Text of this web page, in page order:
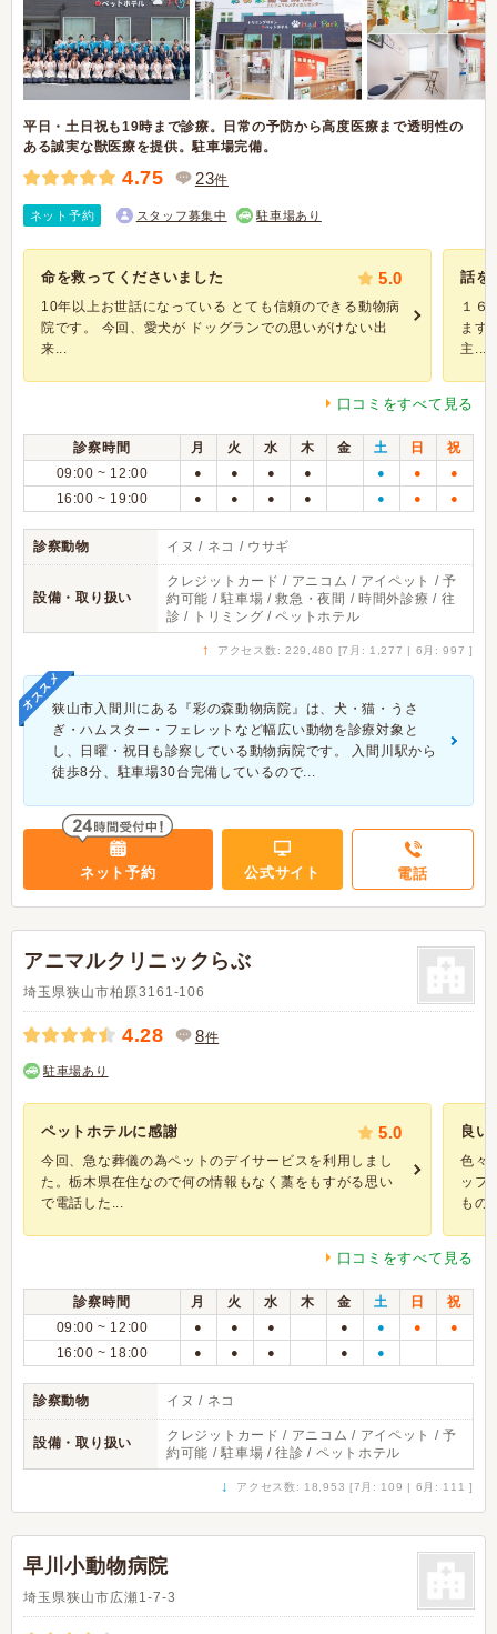
平日・土日祝も19時まで診療。日常の予防から高度医療まで透明性の
ある誠実な獣医療を提供。駐車場完備。
4.75 23件
ネット予約 スタッフ募集中 駐車場あり
命を救ってくださいました 5.0
10年以上お世話になっている とても信頼のできる動物病
院です。 今回、愛犬が ドッグランでの思いがけない出
来...
話を
１６
ます
主...
口コミをすべて見る
診察時間 月 火 水 木 金 土 日
祝
09:00 ~ 12:00
● ● ● ● ● ● ●
16:00 ~ 19:00 ● ● ● ● ● ● ●
診察動物 イヌ / ネコ / ウサギ
設備・取り扱い
クレジットカード / アニコム / アイペット / 予
約可能 / 駐車場 / 救急・夜間 / 時間外診療 / 往
診 / トリミング / ペットホテル
↑ アクセス数: 229,480 [7月: 1,277 | 6月: 997 ]
オススメ狭山市入間川にある『彩の森動物病院』は、犬・猫・うさ
ぎ・ハムスター・フェレットなど幅広い動物を診療対象と
し、日曜・祝日も診察している動物病院です。 入間川駅から
徒歩8分、駐車場30台完備しているので...
ネット予約 公式サイト 電話
アニマルクリニックらぶ
埼玉県狭山市柏原3161-106
4.28 8件
駐車場あり
ペットホテルに感謝 5.0
今回、急な葬儀の為ペットのデイサービスを利用しまし
た。栃木県在住なので何の情報もなく藁をもすがる思い
で電話した...
良い
色々
ッフ
もの
口コミをすべて見る
診察時間 月 火 水 木 金 土 日
祝
09:00 ~ 12:00
● ● ● ● ● ● ●
16:00 ~ 18:00 ● ● ● ● ●
診察動物 イヌ / ネコ
設備・取り扱い
クレジットカード / アニコム / アイペット / 予
約可能 / 駐車場 / 往診 / ペットホテル
↓ アクセス数: 18,953 [7月: 109 | 6月: 111 ]
早川小動物病院
埼玉県狭山市広瀬1-7-3